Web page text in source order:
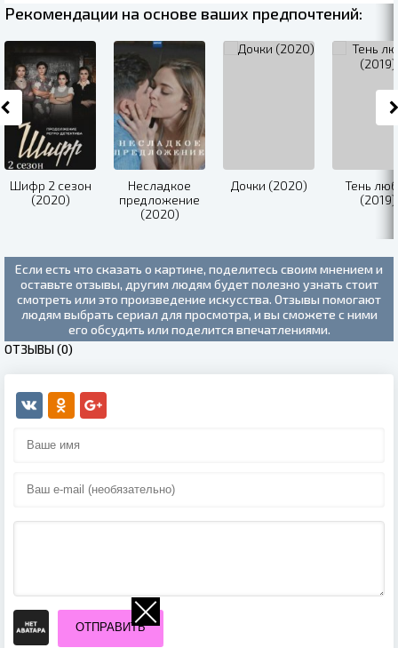
Рекомендации на основе ваших предпочтений:
Шифр 2 сезон
(2020)
Несладкое
предложение
(2020)
Дочки (2020)
Тень
(2019)
Если есть что сказать о картине, поделитесь своим мнением и
оставьте отзывы, другим людям будет полезно узнать стоит
смотреть или это произведение искусства. Отзывы помогают
людям выбрать сериал для просмотра, и вы сможете с ними
его обсудить или поделится впечатлениями.
ОТЗЫВЫ (0)
ОТПРАВИТЬ